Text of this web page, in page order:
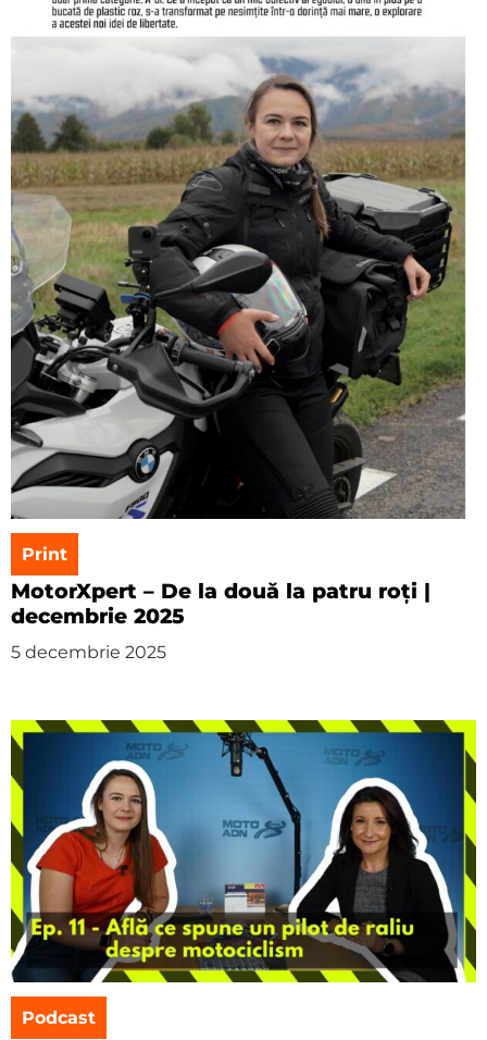
Print
MotorXpert – De la două la patru roți |
decembrie 2025
5 decembrie 2025
Podcast